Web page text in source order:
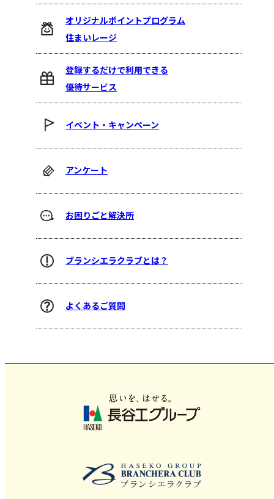
オリジナルポイントプログラム
住まいレージ
登録するだけで利用できる
優待サービス
イベント・キャンペーン
アンケート
お困りごと解決所
ブランシエラクラブとは？
よくあるご質問